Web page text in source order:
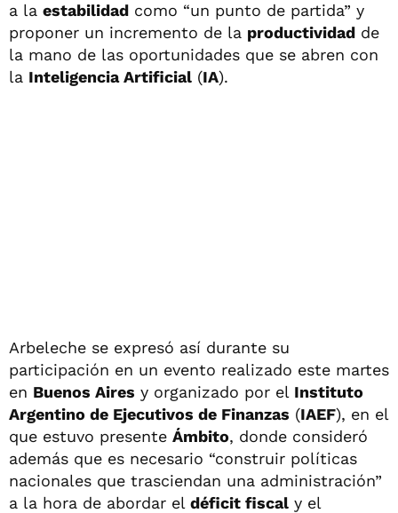
a la estabilidad como “un punto de partida” y
proponer un incremento de la productividad de
la mano de las oportunidades que se abren con
la Inteligencia Artificial (IA).
Arbeleche se expresó así durante su
participación en un evento realizado este martes
en Buenos Aires y organizado por el Instituto
Argentino de Ejecutivos de Finanzas (IAEF), en el
que estuvo presente Ámbito, donde consideró
además que es necesario “construir políticas
nacionales que trasciendan una administración”
a la hora de abordar el déficit fiscal y el